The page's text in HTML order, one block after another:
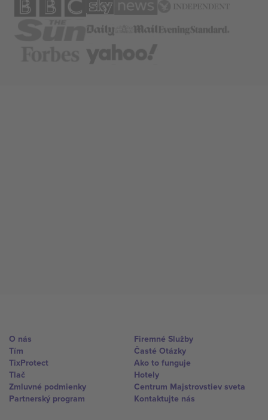
O nás
Tím
TixProtect
Tlač
Zmluvné podmienky
Partnerský program
Firemné Služby
Časté Otázky
Ako to funguje
Hotely
Centrum Majstrovstiev sveta
Kontaktujte nás